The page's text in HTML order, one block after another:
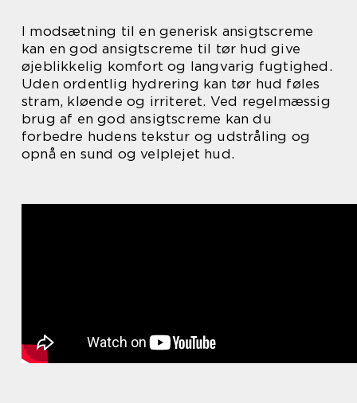
I modsætning til en generisk ansigtscreme
kan en god ansigtscreme til tør hud give
øjeblikkelig komfort og langvarig fugtighed.
Uden ordentlig hydrering kan tør hud føles
stram, kløende og irriteret. Ved regelmæssig
brug af en god ansigtscreme kan du
forbedre hudens tekstur og udstråling og
opnå en sund og velplejet hud.